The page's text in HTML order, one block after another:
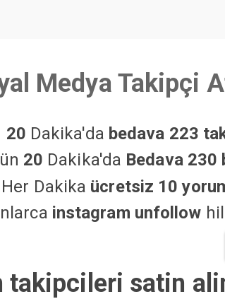
Medya Takipçi
20 Dakika'da bedava 223
20 Dakika'da Bedava 230
Her Dakika ücretsiz 10
instagram unfollow
takipcileri satin